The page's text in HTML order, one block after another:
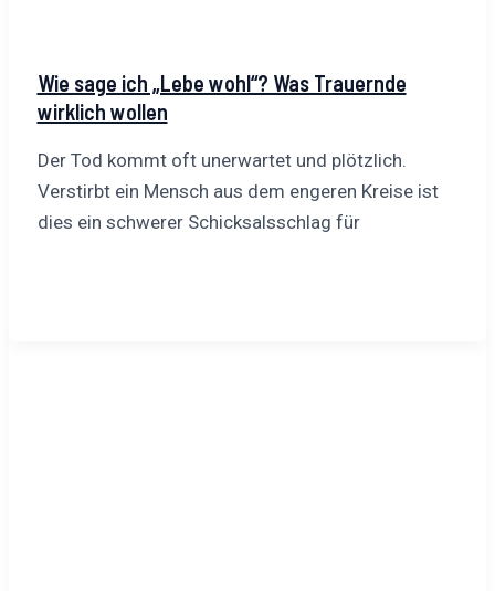
Wie sage ich „Lebe wohl“? Was Trauernde
wirklich wollen
Der Tod kommt oft unerwartet und plötzlich.
Verstirbt ein Mensch aus dem engeren Kreise ist
dies ein schwerer Schicksalsschlag für